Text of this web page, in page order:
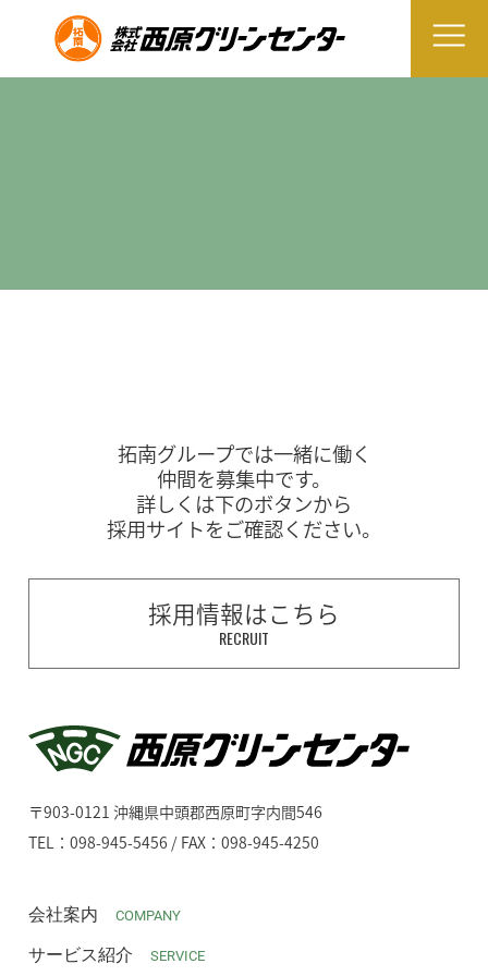
拓南グループでは一緒に働く
仲間を募集中です。
詳しくは下のボタンから
採用サイトをご確認ください。
採用情報はこちら
RECRUIT
〒903-0121 沖縄県中頭郡西原町字内間546
TEL：098-945-5456 / FAX：098-945-4250
会社案内 COMPANY
サービス紹介 SERVICE